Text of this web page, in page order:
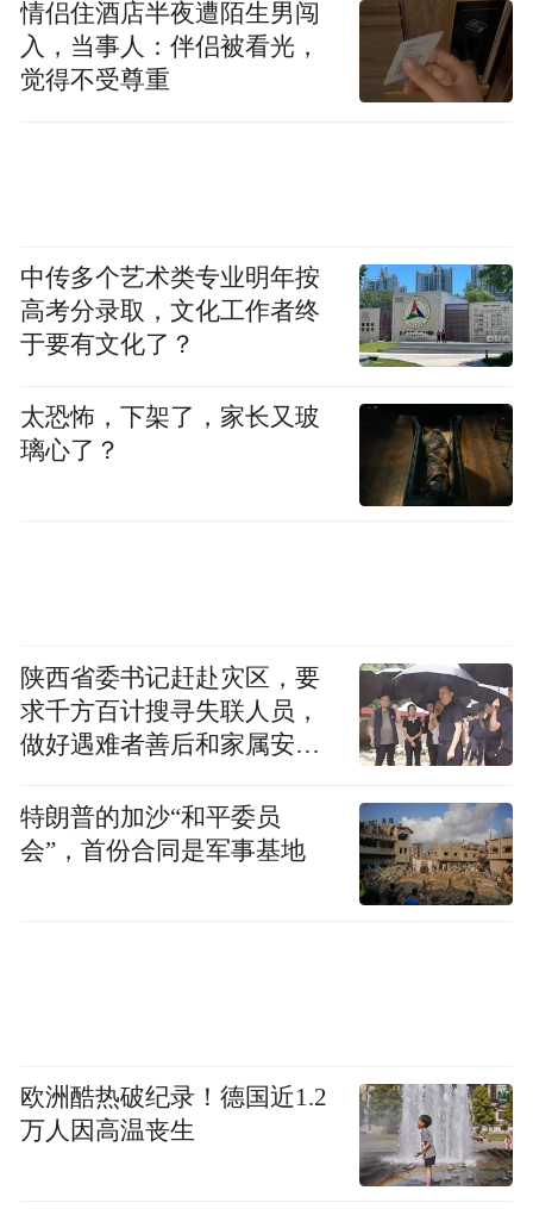
情侣住酒店半夜遭陌生男闯
入，当事人：伴侣被看光，
觉得不受尊重
中传多个艺术类专业明年按
高考分录取，文化工作者终
于要有文化了？
太恐怖，下架了，家长又玻
璃心了？
陕西省委书记赶赴灾区，要
求千方百计搜寻失联人员，
做好遇难者善后和家属安抚
特朗普的加沙“和平委员
会”，首份合同是军事基地
欧洲酷热破纪录！德国近1.2
万人因高温丧生